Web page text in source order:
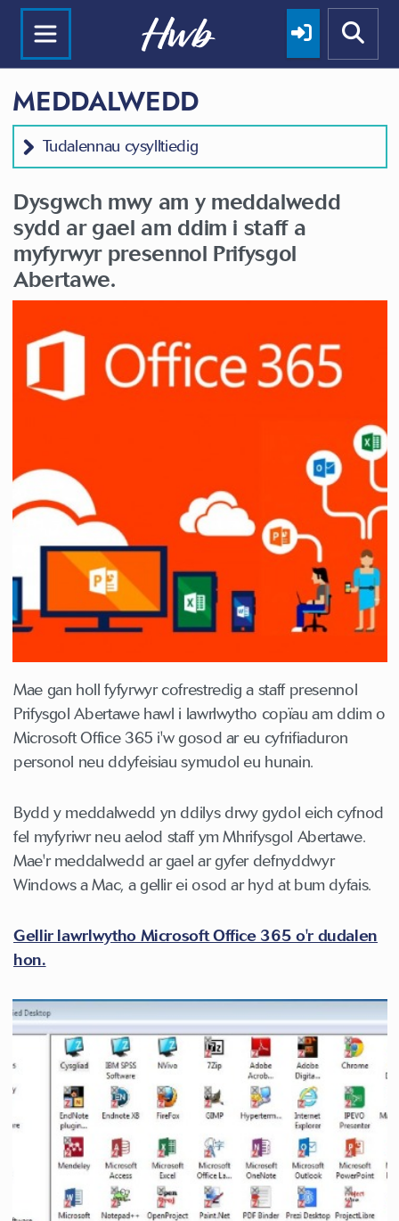
MEDDALWEDD
Tudalennau cysylltiedig
Dysgwch mwy am y meddalwedd
sydd ar gael am ddim i staff a
myfyrwyr presennol Prifysgol
Abertawe.
Mae gan holl fyfyrwyr cofrestredig a staff presennol
Prifysgol Abertawe hawl i lawrlwytho copïau am ddim o
Microsoft Office 365 i'w gosod ar eu cyfrifiaduron
personol neu ddyfeisiau symudol eu hunain.
Bydd y meddalwedd yn ddilys drwy gydol eich cyfnod
fel myfyriwr neu aelod staff ym Mhrifysgol Abertawe.
Mae'r meddalwedd ar gael ar gyfer defnyddwyr
Windows a Mac, a gellir ei osod ar hyd at bum dyfais.
Gellir lawrlwytho Microsoft Office 365 o'r dudalen
hon.